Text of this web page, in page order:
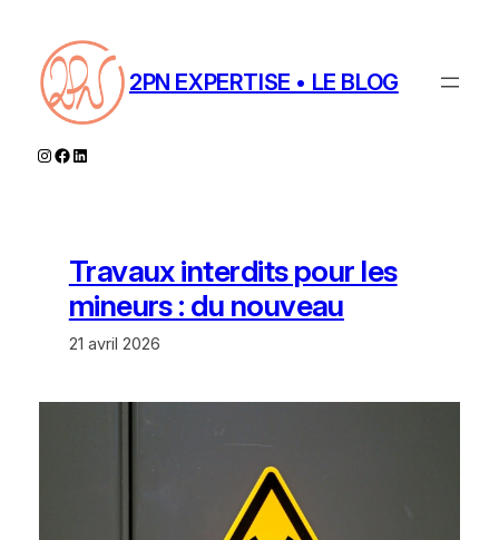
contenu
2PN EXPERTISE • LE BLOG
Instagram
Facebook
LinkedIn
Travaux interdits pour les
mineurs : du nouveau
21 avril 2026